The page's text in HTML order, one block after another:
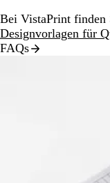
Bei VistaPrint finden
Designvorlagen für
FAQs